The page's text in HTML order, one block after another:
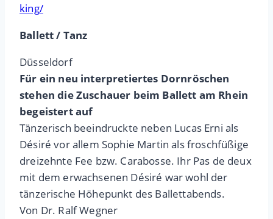
king/
Ballett / Tanz
Düsseldorf
Für ein neu interpretiertes Dornröschen
stehen die Zuschauer beim Ballett am Rhein
begeistert auf
Tänzerisch beeindruckte neben Lucas Erni als
Désiré vor allem Sophie Martin als froschfüßige
dreizehnte Fee bzw. Carabosse. Ihr Pas de deux
mit dem erwachsenen Désiré war wohl der
tänzerische Höhepunkt des Ballettabends.
Von Dr. Ralf Wegner